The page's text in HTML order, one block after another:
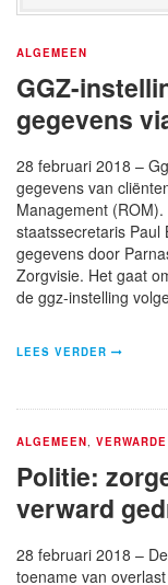
ALGEMEEN
GGZ-
gegevens
28 februari 2018 –
gegevens van
Management
staatssecretaris Paul
gegevens door
Zorgvisie. Het gaat
de ggz-instelling
LEES VERDER
ALGEMEEN
Politie:
verward
28 februari 2018 –
toename van